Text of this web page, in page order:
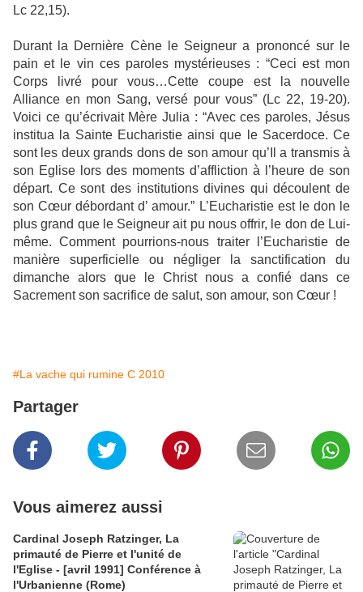
Lc 22,15).
Durant la Dernière Cène le Seigneur a prononcé sur le
pain et le vin ces paroles mystérieuses : “Ceci est mon
Corps livré pour vous…Cette coupe est la nouvelle
Alliance en mon Sang, versé pour vous” (Lc 22, 19-20).
Voici ce qu’écrivait Mère Julia : “Avec ces paroles, Jésus
institua la Sainte Eucharistie ainsi que le Sacerdoce. Ce
sont les deux grands dons de son amour qu’Il a transmis à
son Eglise lors des moments d’affliction à l’heure de son
départ. Ce sont des institutions divines qui découlent de
son Cœur débordant d’ amour.” L’Eucharistie est le don le
plus grand que le Seigneur ait pu nous offrir, le don de Lui-
même. Comment pourrions-nous traiter l’Eucharistie de
manière superficielle ou négliger la sanctification du
dimanche alors que le Christ nous a confié dans ce
Sacrement son sacrifice de salut, son amour, son Cœur !
#La vache qui rumine C 2010
Partager
Vous aimerez aussi
Cardinal Joseph Ratzinger, La
primauté de Pierre et l'unité de
l'Eglise - [avril 1991] Conférence à
l'Urbanienne (Rome)